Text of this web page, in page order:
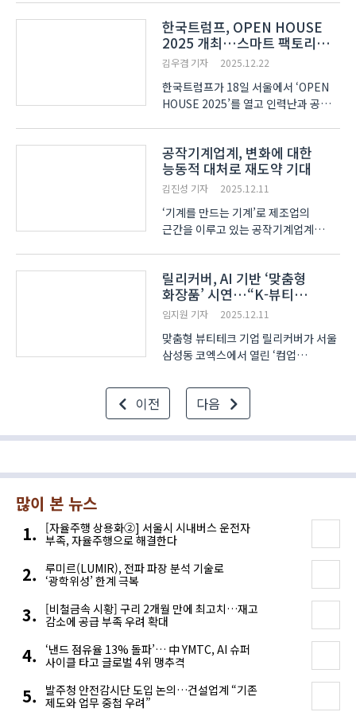
가공 트렌드에 맞춰 실제 양산 환경과
유사한 고부하 조건에서 제품 성능을
검증하기 위함이다. 이화다이아몬드는
..
한국트럼프, OPEN HOUSE
2025 개최…스마트 팩토리
기반 판금 제조 전환 방향 제시
김우겸 기자 2025.12.22
한국트럼프가 18일 서울에서 ‘OPEN
HOUSE 2025’를 열고 인력난과 공정
해법을 제시했다. 올해 행사 주제는
‘TRUMPF와 함께하는 혁신, 스마트
팩토리 솔루션으로 완성하는 ..
공작기계업계, 변화에 대한
능동적 대처로 재도약 기대
김진성 기자 2025.12.11
‘기계를 만드는 기계’로 제조업의
근간을 이루고 있는 공작기계업계
시간을 가졌다. 한국공작기계산업협회
(이하 공작기계협회)는 11일 여의도
콘래드 호텔에서 공작기계..
릴리커버, AI 기반 ‘맞춤형
화장품’ 시연…“K-뷰티
초개인화 이끈다”
임지원 기자 2025.12.11
맞춤형 뷰티테크 기업 릴리커버가 서울
삼성동 코엑스에서 열린 ‘컴업
초개인화 뷰티 솔루션을 선보였다.
‘컴업스타즈(COMEUP Stars) 2025’
선정 기업으로서 부스를 마련한
릴리커버는 자사의 핵심 기술인 휴대용
이전 다음
많이 본 뉴스
[자율주행 상용화②] 서울시 시내버스 운전자
부족, 자율주행으로 해결한다
루미르(LUMIR), 전파 파장 분석 기술로
‘광학위성’ 한계 극복
[비철금속 시황] 구리 2개월 만에 최고치…재고
감소에 공급 부족 우려 확대
‘낸드 점유율 13% 돌파’… 中 YMTC, AI 슈퍼
사이클 타고 글로벌 4위 맹추격
발주청 안전감시단 도입 논의…건설업계 “기존
제도와 업무 중첩 우려”